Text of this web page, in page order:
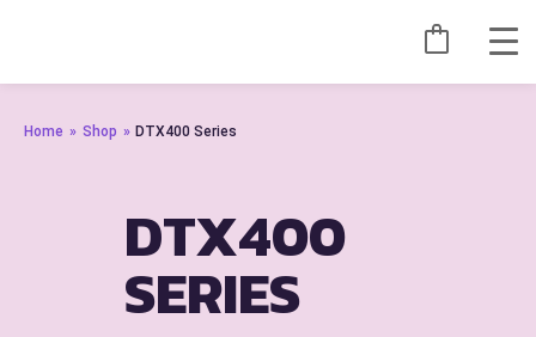
Home » Shop » DTX400 Series
DTX400
SERIES